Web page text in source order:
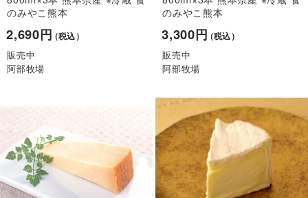
のみやこ熊本
2,690円（税込）
販売中
阿部牧場
のみやこ熊本
3,300円（税込）
販売中
阿部牧場